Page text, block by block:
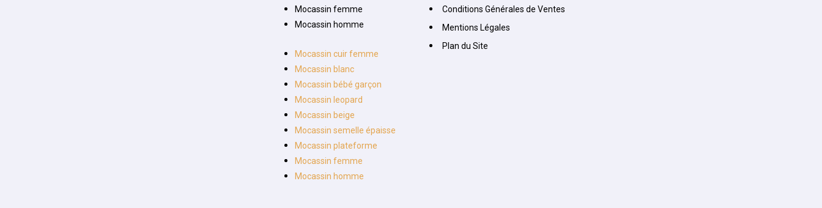
Mocassin femme
Mocassin homme
Mocassin cuir femme
Mocassin blanc
Mocassin bébé garçon
Mocassin leopard
Mocassin beige
Mocassin semelle épaisse
Mocassin plateforme
Mocassin femme
Mocassin homme
Conditions Générales de Ventes
Mentions Légales
Plan du Site